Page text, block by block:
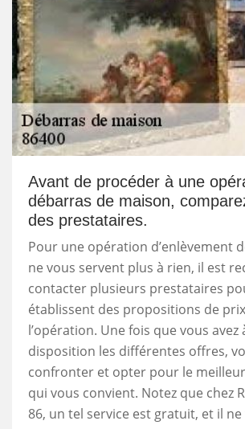
Avant de procéder à une
débarras de maison,
des prestataires.
Pour une opération d’enlèvement
ne vous servent plus à rien, il est
contacter plusieurs prestataires
établissent des propositions de
l’opération. Une fois que vous avez
disposition les différentes offres,
confronter et opter pour le
qui vous convient. Notez que chez
86, un tel service est gratuit, et il ne